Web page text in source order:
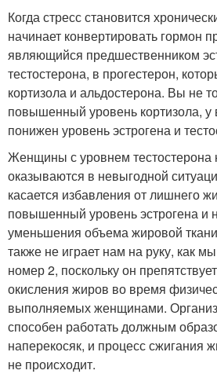
Когда стресс становится
начинает конвертировать гормон
являющийся предшественником
тестостерона, в прогестерон,
кортизола и альдостерона. Вы не
повышенный уровень кортизола, у
понижен уровень эстрогена и
Женщины с уровнем
оказываются в невыгодной
касается избавления от лишнего
повышенный уровень эстрогена и
уменьшения объема жировой
также не играет нам на руку, как
номер 2, поскольку он
окисления жиров во время
выполняемых женщинами.
способен работать должным
наперекосяк, и процесс сжигания
не происходит.